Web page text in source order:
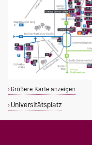
Größere Karte anzeigen
Universitätsplatz